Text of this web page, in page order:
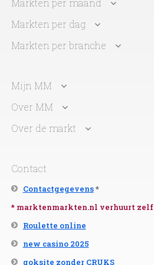
Markten per dag
Markten per branche
Mijn MM
Over MM
Over de markt
Contact
Contactgegevens*
* marktenmarkten.nl verhuurt zelf
Roulette online
new casino 2025
goksite zonder CRUKS